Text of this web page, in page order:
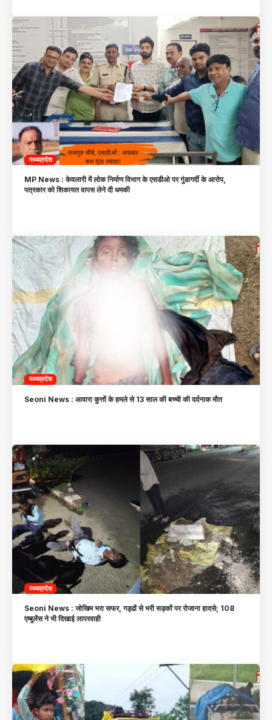
मध्यप्रदेश
MP News : केवलारी में लोक निर्माण विभाग के एसडीओ पर गुंडागर्दी के आरोप,
पत्रकार को शिकायत वापस लेने दी धमकी
मध्यप्रदेश
Seoni News : आवारा कुत्तों के हमले से 13 साल की बच्ची की दर्दनाक मौत
मध्यप्रदेश
Seoni News : जोखिम भरा सफर, गड्ढों से भरी सड़कों पर रोजाना हादसे; 108
एम्बुलेंस ने भी दिखाई लापरवाही